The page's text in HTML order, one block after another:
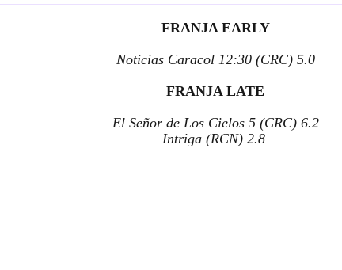
FRANJA EARLY
Noticias Caracol 12:30 (CRC) 5.0
FRANJA LATE
El Señor de Los Cielos 5 (CRC) 6.2
Intriga (RCN) 2.8